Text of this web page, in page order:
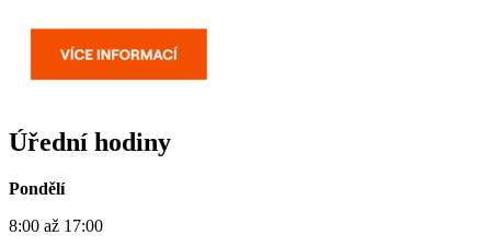
Úřední hodiny
Pondělí
8:00 až 17:00